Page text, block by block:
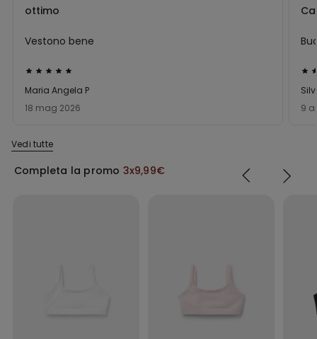
Valutato
5
su
18 mag 2026
Maria Angela P
ottimo
Vestono bene
5
su
9
Vedi tutte
Completa la promo 3x9,99€